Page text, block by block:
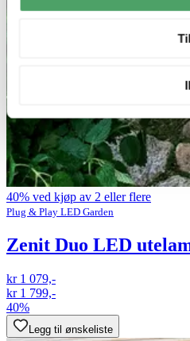
40% ved kjøp av 2 eller flere
Plug & Play LED Garden
Zenit Duo LED
kr 1 079,-
kr 1 799,-
40%
Legg til ønskeliste